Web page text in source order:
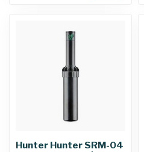
Hunter Hunter SRM-04